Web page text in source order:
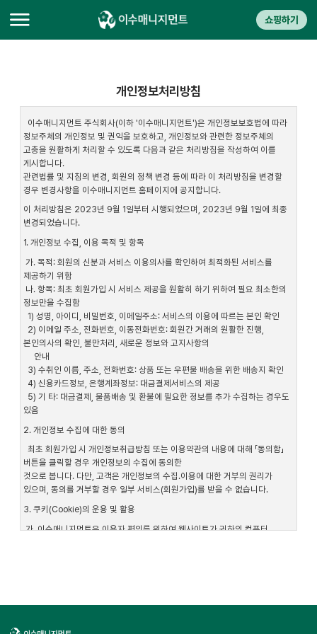
쇼핑하기
개인정보처리방침
이수매니지먼트 주식회사(이하 '이수매니지먼트')은 개인정보보호법에 따라
정보주체의 개인정보 및 권익을 보호하고, 개인정보와 관련한 정보주체의
고충을 원활하게 처리할 수 있도록 다음과 같은 처리방침을 작성하여 이를
게시합니다.
관련법률 및 지침의 변경, 회원의 정책 변경 등에 따라 이 처리방침을 변경할
경우 변경사항을 이수매니지먼트 홈페이지에 공지합니다.
이 처리방침은 2023년 9월 1일부터 시행되었으며, 2023년 9월 1일에 최종
변경되었습니다.
1. 개인정보 수집, 이용 목적 및 항목
가. 목적: 회원의 신분과 서비스 이용의사를 확인하여 최적화된 서비스를
제공하기 위함
나. 항목: 최초 회원가입 시 서비스 제공을 원활히 하기 위하여 필요 최소한의
정보만을 수집함
1) 성명, 아이디, 비밀번호, 이메일주소: 서비스의 이용에 따르는 본인 확인
2) 이메일 주소, 전화번호, 이동전화번호: 회원간 거래의 원활한 진행,
본인의사의 확인, 불만처리, 새로운 정보와 고지사항의
안내
3) 수취인 이름, 주소, 전화번호: 상품 또는 우편물 배송을 위한 배송지 확인
4) 신용카드정보, 은행계좌정보: 대금결제서비스의 제공
5) 기 타: 대금결제, 물품배송 및 환불에 필요한 정보를 추가 수집하는 경우도
있음
2. 개인정보 수집에 대한 동의
최초 회원가입 시 개인정보취급방침 또는 이용약관의 내용에 대해 「동의함」
버튼을 클릭할 경우 개인정보의 수집에 동의한
것으로 봅니다. 다만, 고객은 개인정보의 수집.이용에 대한 거부의 권리가
있으며, 동의를 거부할 경우 일부 서비스(회원가입)를 받을 수 없습니다.
3. 쿠키(Cookie)의 운용 및 활용
가. 이수매니지먼트은 이용자 편의를 위하여 웹사이트가 귀하의 컴퓨터